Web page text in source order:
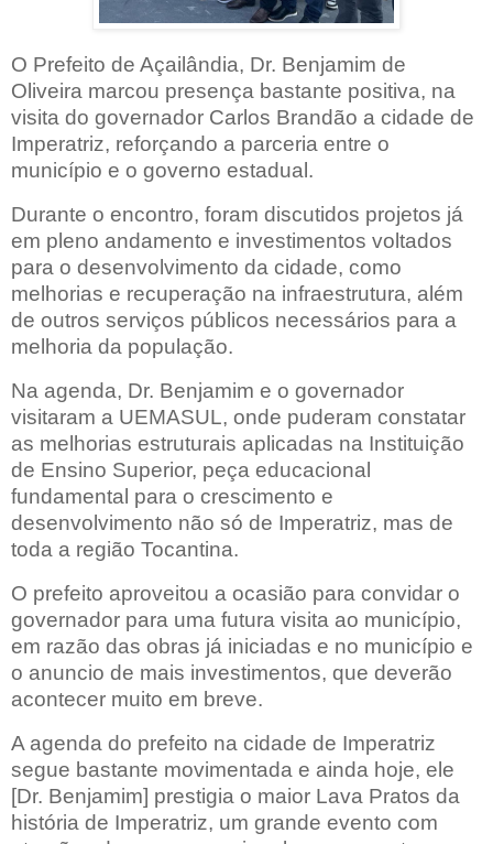
O Prefeito de Açailândia, Dr. Benjamim de
Oliveira marcou presença bastante positiva, na
visita do governador Carlos Brandão a cidade de
Imperatriz, reforçando a parceria entre o
município e o governo estadual.
Durante o encontro, foram discutidos projetos já
em pleno andamento e investimentos voltados
para o desenvolvimento da cidade, como
melhorias e recuperação na infraestrutura, além
de outros serviços públicos necessários para a
melhoria da população.
Na agenda, Dr. Benjamim e o governador
visitaram a UEMASUL, onde puderam constatar
as melhorias estruturais aplicadas na Instituição
de Ensino Superior, peça educacional
fundamental para o crescimento e
desenvolvimento não só de Imperatriz, mas de
toda a região Tocantina.
O prefeito aproveitou a ocasião para convidar o
governador para uma futura visita ao município,
em razão das obras já iniciadas e no município e
o anuncio de mais investimentos, que deverão
acontecer muito em breve.
A agenda do prefeito na cidade de Imperatriz
segue bastante movimentada e ainda hoje, ele
[Dr. Benjamim] prestigia o maior Lava Pratos da
história de Imperatriz, um grande evento com